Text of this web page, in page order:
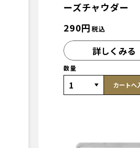
ーズチャウダー
290円税込
詳しくみる
数量
カートへ